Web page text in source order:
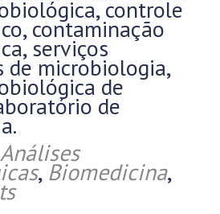
controle
contaminação
serviços
de microbiologia,
de
de
Análises
, Biomedicina,